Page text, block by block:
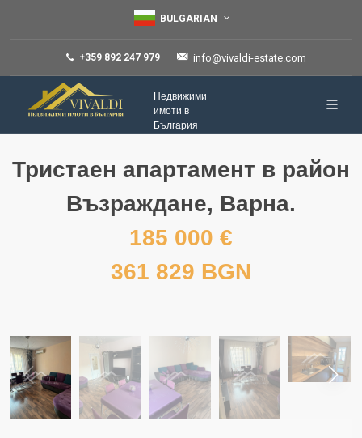
BULGARIAN
+359 892 247 979 info@vivaldi-estate.com
Недвижими
имоти в
България
Тристаен апартамент в район
Възраждане, Варна.
185 000 €
361 829 BGN